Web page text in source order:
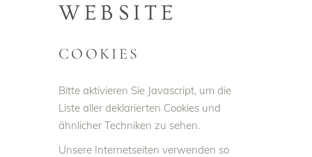
WEBSITE
COOKIES
Bitte aktivieren Sie Javascript, um die
Liste aller deklarierten Cookies und
ähnlicher Techniken zu sehen.
Unsere Internetseiten verwenden so